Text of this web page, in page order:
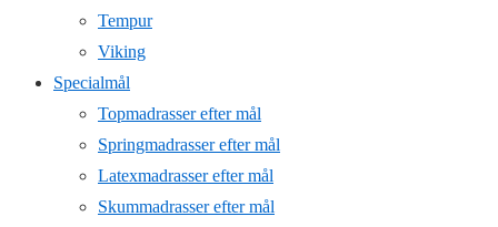
Tempur
Viking
Specialmål
Topmadrasser efter mål
Springmadrasser efter mål
Latexmadrasser efter mål
Skummadrasser efter mål